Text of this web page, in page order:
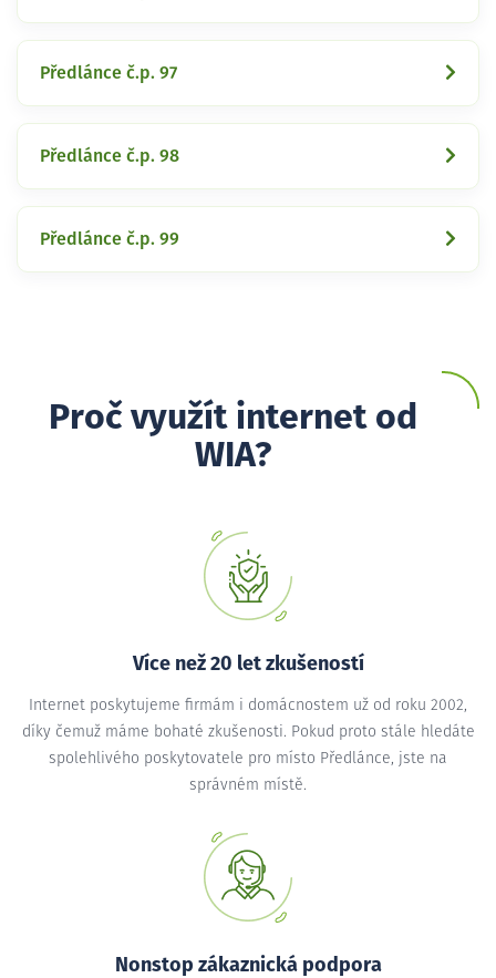
Předlánce č.p. 97
Předlánce č.p. 98
Předlánce č.p. 99
Proč využít internet od
WIA?
Více než 20 let zkušeností
Internet poskytujeme firmám i domácnostem už od roku 2002,
díky čemuž máme bohaté zkušenosti. Pokud proto stále hledáte
spolehlivého poskytovatele pro místo Předlánce, jste na
správném místě.
Nonstop zákaznická podpora